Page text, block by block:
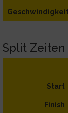
Geschwindigkeit
Split Zeiten
Start
Finish